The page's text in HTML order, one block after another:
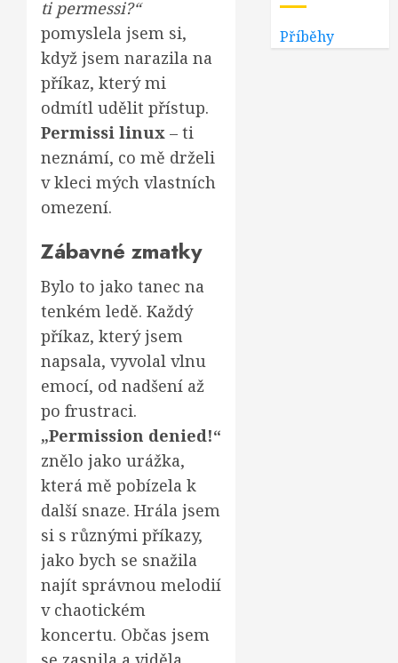
ti permessi?“
pomyslela jsem si,
když jsem narazila na
příkaz, který mi
odmítl udělit přístup.
Permissi linux – ti
neznámí, co mě drželi
v kleci mých vlastních
omezení.
Zábavné zmatky
Bylo to jako tanec na
tenkém ledě. Každý
příkaz, který jsem
napsala, vyvolal vlnu
emocí, od nadšení až
po frustraci.
„Permission denied!“
znělo jako urážka,
která mě pobízela k
další snaze. Hrála jsem
si s různými příkazy,
jako bych se snažila
najít správnou melodií
v chaotickém
koncertu. Občas jsem
Příběhy